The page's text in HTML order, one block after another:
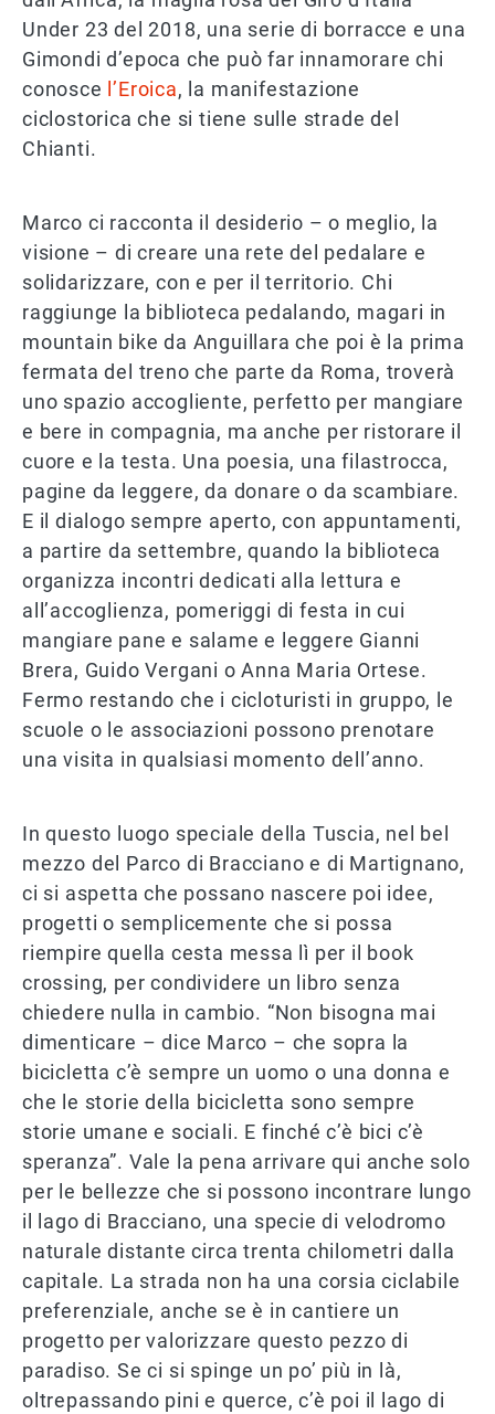
Under 23 del 2018, una serie di borracce e una
Gimondi d’epoca che può far innamorare chi
conosce l’Eroica, la manifestazione
ciclostorica che si tiene sulle strade del
Chianti.
Marco ci racconta il desiderio – o meglio, la
visione – di creare una rete del pedalare e
solidarizzare, con e per il territorio. Chi
raggiunge la biblioteca pedalando, magari in
mountain bike da Anguillara che poi è la prima
fermata del treno che parte da Roma, troverà
uno spazio accogliente, perfetto per mangiare
e bere in compagnia, ma anche per ristorare il
cuore e la testa. Una poesia, una filastrocca,
pagine da leggere, da donare o da scambiare.
E il dialogo sempre aperto, con appuntamenti,
a partire da settembre, quando la biblioteca
organizza incontri dedicati alla lettura e
all’accoglienza, pomeriggi di festa in cui
mangiare pane e salame e leggere Gianni
Brera, Guido Vergani o Anna Maria Ortese.
Fermo restando che i cicloturisti in gruppo, le
scuole o le associazioni possono prenotare
una visita in qualsiasi momento dell’anno.
In questo luogo speciale della Tuscia, nel bel
mezzo del Parco di Bracciano e di Martignano,
ci si aspetta che possano nascere poi idee,
progetti o semplicemente che si possa
riempire quella cesta messa lì per il book
crossing, per condividere un libro senza
chiedere nulla in cambio. “Non bisogna mai
dimenticare – dice Marco – che sopra la
bicicletta c’è sempre un uomo o una donna e
che le storie della bicicletta sono sempre
storie umane e sociali. E finché c’è bici c’è
speranza”. Vale la pena arrivare qui anche solo
per le bellezze che si possono incontrare lungo
il lago di Bracciano, una specie di velodromo
naturale distante circa trenta chilometri dalla
capitale. La strada non ha una corsia ciclabile
preferenziale, anche se è in cantiere un
progetto per valorizzare questo pezzo di
paradiso. Se ci si spinge un po’ più in là,
oltrepassando pini e querce, c’è poi il lago di